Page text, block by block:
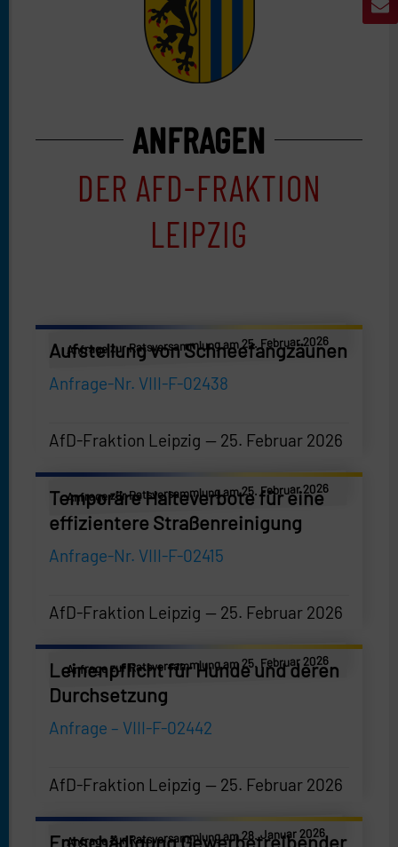
ANFRAGEN
DER AFD-FRAKTION
LEIPZIG
Anfrage zur Ratsversammlung am 25. Februar 2026
Aufstellung von Schneefangzäunen
Anfrage-Nr. VIII-F-02438
AfD-Fraktion Leipzig 25. Februar 2026
AfD-Fraktion Leipzig — 25. Februar 2026
Anfrage zur Ratsversammlung am 25. Februar 2026
Temporäre Halteverbote für eine
effizientere Straßenreinigung
Anfrage-Nr. VIII-F-02415
AfD-Fraktion Leipzig 25. Februar 2026
AfD-Fraktion Leipzig — 25. Februar 2026
Anfrage zur Ratsversammlung am 25. Februar 2026
Leinenpflicht für Hunde und deren
Durchsetzung
Anfrage – VIII-F-02442
AfD-Fraktion Leipzig 25. Februar 2026
AfD-Fraktion Leipzig — 25. Februar 2026
Anfrage zur Ratsversammlung am 28. Januar 2026
Entschädigung Gewerbetreibender